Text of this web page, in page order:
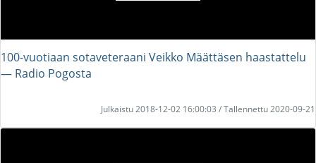
100-vuotiaan sotaveteraani Veikko Määttäsen haastattelu
― Radio Pogosta
Julkaistu 2018-12-02 16:00:03 / Tallennettu 2020-09-21